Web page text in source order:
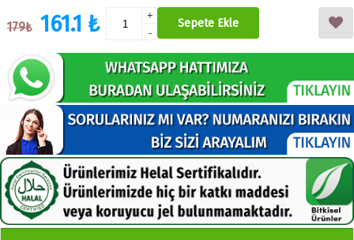
179₺ 161.1 ₺
+
-
Sepete Ekle